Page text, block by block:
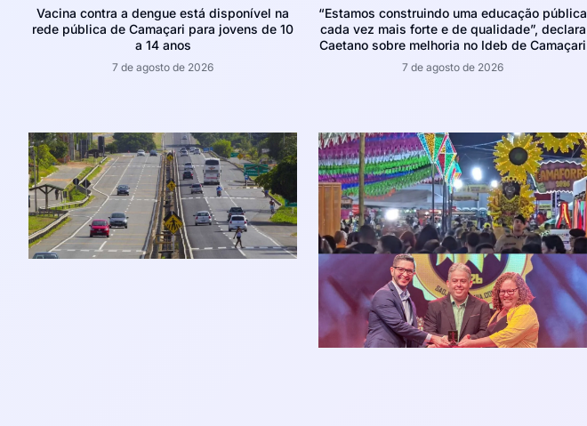
Vacina contra a dengue está disponível na
rede pública de Camaçari para jovens de 10
a 14 anos
7 de agosto de 2026
“Estamos construindo uma educação pública
cada vez mais forte e de qualidade”, declara
Caetano sobre melhoria no Ideb de Camaçari
7 de agosto de 2026